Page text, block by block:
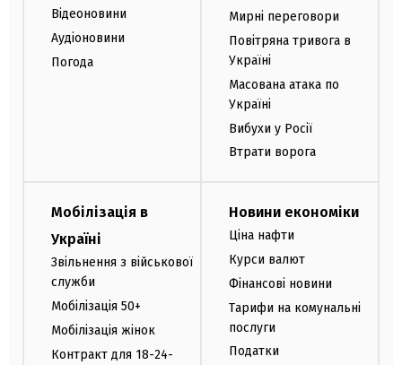
Відеоновини
Аудіоновини
Погода
Мирні переговори
Повітряна тривога в
Україні
Масована атака по
Україні
Вибухи у Росії
Втрати ворога
Мобілізація в
Україні
Звільнення з військової
служби
Мобілізація 50+
Мобілізація жінок
Контракт для 18-24-
Новини економіки
Ціна нафти
Курси валют
Фінансові новини
Тарифи на комунальні
послуги
Податки